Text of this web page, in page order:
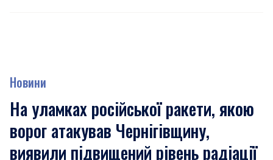
Новини
На уламках російської ракети, якою
ворог атакував Чернігівщину,
виявили підвищений рівень радіації